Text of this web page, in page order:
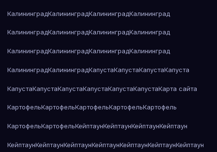
КалининградКалининградКалининградКалининград
КалининградКалининградКалининградКалининград
КалининградКалининградКалининградКалининград
КалининградКалининградКапустаКапустаКапустаКапуста
КапустаКапустаКапустаКапустаКапустаКапустаКарта сайта
КартофельКартофельКартофельКартофельКартофель
КартофельКартофельКейптаунКейптаунКейптаунКейптаун
КейптаунКейптаунКейптаунКейптаунКейптаунКейптаунКейптаун